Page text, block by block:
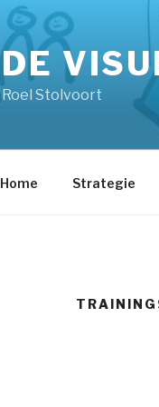
DE
Roel Stolvoort
Home Strategie